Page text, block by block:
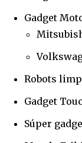
Únete a
Para suscribirte,
Gadget
Robots
Gadget
Súper